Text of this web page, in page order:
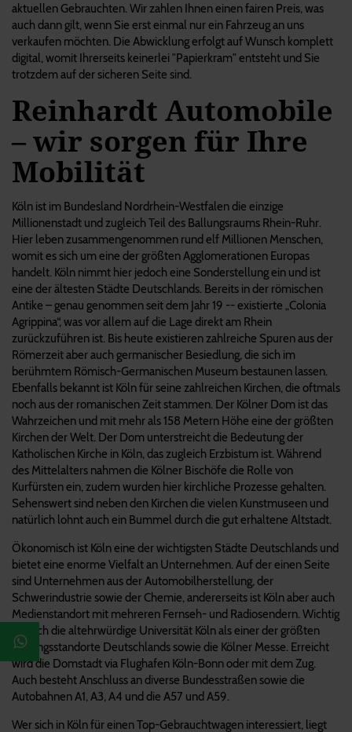
aktuellen Gebrauchten. Wir zahlen Ihnen einen fairen Preis, was
auch dann gilt, wenn Sie erst einmal nur ein Fahrzeug an uns
verkaufen möchten. Die Abwicklung erfolgt auf Wunsch komplett
digital, womit Ihrerseits keinerlei "Papierkram" entsteht und Sie
trotzdem auf der sicheren Seite sind.
Reinhardt Automobile
– wir sorgen für Ihre
Mobilität
Köln ist im Bundesland Nordrhein-Westfalen die einzige
Millionenstadt und zugleich Teil des Ballungsraums Rhein-Ruhr.
Hier leben zusammengenommen rund elf Millionen Menschen,
womit es sich um eine der größten Agglomerationen Europas
handelt. Köln nimmt hier jedoch eine Sonderstellung ein und ist
eine der ältesten Städte Deutschlands. Bereits in der römischen
Antike – genau genommen seit dem Jahr 19 -- existierte „Colonia
Agrippina“, was vor allem auf die Lage direkt am Rhein
zurückzuführen ist. Bis heute existieren zahlreiche Spuren aus der
Römerzeit aber auch germanischer Besiedlung, die sich im
berühmtem Römisch-Germanischen Museum bestaunen lassen.
Ebenfalls bekannt ist Köln für seine zahlreichen Kirchen, die oftmals
noch aus der romanischen Zeit stammen. Der Kölner Dom ist das
Wahrzeichen und mit mehr als 158 Metern Höhe eine der größten
Kirchen der Welt. Der Dom unterstreicht die Bedeutung der
Katholischen Kirche in Köln, das zugleich Erzbistum ist. Während
des Mittelalters nahmen die Kölner Bischöfe die Rolle von
Kurfürsten ein, zudem wurden hier kirchliche Prozesse gehalten.
Sehenswert sind neben den Kirchen die vielen Kunstmuseen und
natürlich lohnt auch ein Bummel durch die gut erhaltene Altstadt.
Ökonomisch ist Köln eine der wichtigsten Städte Deutschlands und
bietet eine enorme Vielfalt an Unternehmen. Auf der einen Seite
sind Unternehmen aus der Automobilherstellung, der
Schwerindustrie sowie der Chemie, andererseits ist Köln aber auch
Medienstandort mit mehreren Fernseh- und Radiosendern. Wichtig
ist auch die altehrwürdige Universität Köln als einer der größten
Bildungsstandorte Deutschlands sowie die Kölner Messe. Erreicht
wird die Domstadt via Flughafen Köln-Bonn oder mit dem Zug.
Auch besteht Anschluss an diverse Bundesstraßen sowie die
Autobahnen A1, A3, A4 und die A57 und A59.
Wer sich in Köln für einen Top-Gebrauchtwagen interessiert, liegt